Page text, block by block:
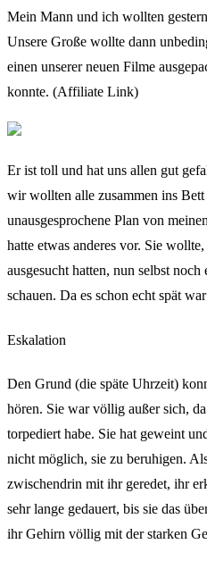
Mein Mann und ich wollten
Unsere Große wollte dann
einen unserer neuen Filme
konnte. (Affiliate Link)
Er ist toll und hat uns allen gut
wir wollten alle zusammen ins
unausgesprochene Plan von
hatte etwas anderes vor. Sie
ausgesucht hatten, nun selbst
schauen. Da es schon echt spät
Eskalation
Den Grund (die späte Uhrzeit)
hören. Sie war völlig außer sich,
torpediert habe. Sie hat geweint
nicht möglich, sie zu beruhigen.
zwischendrin mit ihr geredet, ihr
sehr lange gedauert, bis sie das
ihr Gehirn völlig mit der starken